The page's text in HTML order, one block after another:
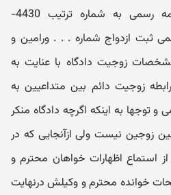
مستندا به رونوشت عقدنامه رسمی به شماره ترتیب 4430-
رسمی ثبت ازدواج شماره . . . ورامین و
زوجیت دادگاه با عنایت به
زوجیت دائم بین متداعیین به
به اینکه اگرچه دادگاه منکر
زوجین نیست ولی ازآنجایی که در
14/7/92 پس از استماع اظهارات خواهان محترم و
خوانده محترم و وکیلش درنهایت